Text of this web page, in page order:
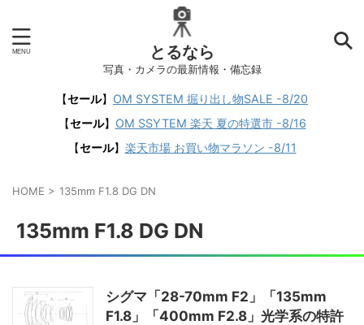
とるなら
写真・カメラの最新情報・備忘録
【セール】 OM SYSTEM 掘り出し物SALE -8/20
【セール】 OM SSYTEM 楽天 夏の特選市 -8/16
【セール】 楽天市場 お買い物マラソン -8/11
HOME > 135mm F1.8 DG DN
135mm F1.8 DG DN
シグマ「28-70mm F2」「135mm
F1.8」「400mm F2.8」光学系の特許